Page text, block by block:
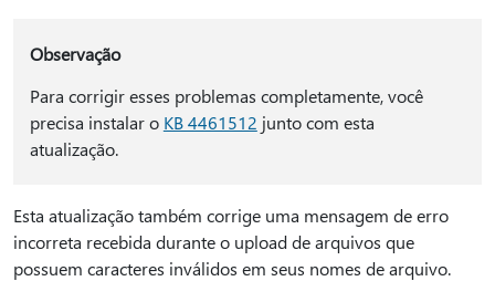
Observação
Para corrigir esses problemas completamente, você
precisa instalar o KB 4461512 junto com esta
atualização.
Esta atualização também corrige uma mensagem de erro
incorreta recebida durante o upload de arquivos que
possuem caracteres inválidos em seus nomes de arquivo.